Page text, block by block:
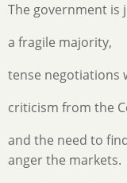
The government is
a fragile majority,
tense negotiations
criticism from the
and the need to
anger the markets.